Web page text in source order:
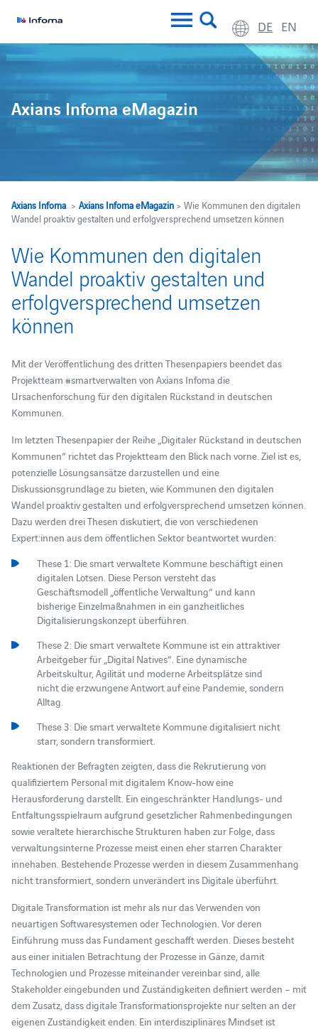
DE EN
Axians Infoma eMagazin
Axians Infoma> Axians Infoma eMagazin> Wie Kommunen den digitalen
Wandel proaktiv gestalten und erfolgversprechend umsetzen können
Wie Kommunen den digitalen
Wandel proaktiv gestalten und
erfolgversprechend umsetzen
können
Mit der Veröffentlichung des dritten Thesenpapiers beendet das
Projektteam #smartverwalten von Axians Infoma die
Ursachenforschung für den digitalen Rückstand in deutschen
Kommunen.
Im letzten Thesenpapier der Reihe „Digitaler Rückstand in deutschen
Kommunen“ richtet das Projektteam den Blick nach vorne. Ziel ist es,
potenzielle Lösungsansätze darzustellen und eine
Diskussionsgrundlage zu bieten, wie Kommunen den digitalen
Wandel proaktiv gestalten und erfolgversprechend umsetzen können.
Dazu werden drei Thesen diskutiert, die von verschiedenen
Expert:innen aus dem öffentlichen Sektor beantwortet wurden:
These 1: Die smart verwaltete Kommune beschäftigt einen
digitalen Lotsen. Diese Person versteht das
Geschäftsmodell „öffentliche Verwaltung“ und kann
bisherige Einzelmaßnahmen in ein ganzheitliches
Digitalisierungskonzept überführen.
These 2: Die smart verwaltete Kommune ist ein attraktiver
Arbeitgeber für „Digital Natives“. Eine dynamische
Arbeitskultur, Agilität und moderne Arbeitsplätze sind
nicht die erzwungene Antwort auf eine Pandemie, sondern
Alltag.
These 3: Die smart verwaltete Kommune digitalisiert nicht
starr, sondern transformiert.
Reaktionen der Befragten zeigten, dass die Rekrutierung von
qualifiziertem Personal mit digitalem Know-how eine
Herausforderung darstellt. Ein eingeschränkter Handlungs- und
Entfaltungsspielraum aufgrund gesetzlicher Rahmenbedingungen
sowie veraltete hierarchische Strukturen haben zur Folge, dass
verwaltungsinterne Prozesse meist einen eher starren Charakter
innehaben. Bestehende Prozesse werden in diesem Zusammenhang
nicht transformiert, sondern unverändert ins Digitale überführt.
Digitale Transformation ist mehr als nur das Verwenden von
neuartigen Softwaresystemen oder Technologien. Vor deren
Einführung muss das Fundament geschafft werden. Dieses besteht
aus einer initialen Betrachtung der Prozesse in Gänze, damit
Technologien und Prozesse miteinander vereinbar sind, alle
Stakeholder eingebunden und Zuständigkeiten definiert werden – mit
dem Zusatz, dass digitale Transformationsprojekte nur selten an der
eigenen Zuständigkeit enden. Ein interdisziplinäres Mindset ist